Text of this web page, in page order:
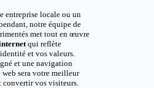
entreprise locale ou un
notre équipe de
met tout en œuvre
qui reflète
et vos valeurs.
et une navigation
sera votre meilleur
convertir vos visiteurs.